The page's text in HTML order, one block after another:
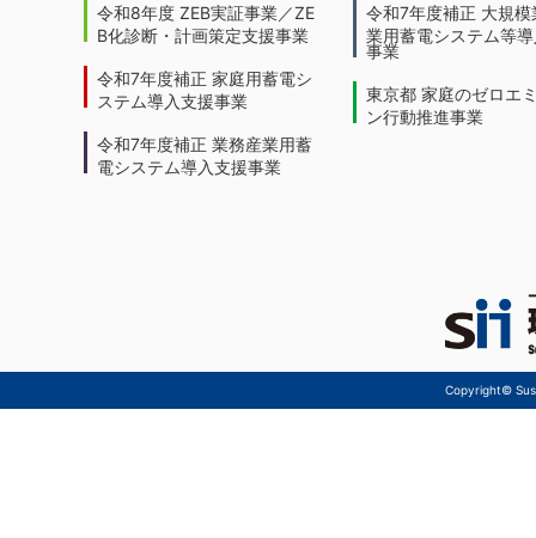
令和8年度 ZEB実証事業／ZE
B化診断・計画策定支援事業
令和7年度補正 家庭用蓄電シ
ステム導入支援事業
令和7年度補正 業務産業用蓄
電システム導入支援事業
令和7年度補正 大規模
業用蓄電システム等
事業
東京都 家庭のゼロエ
ン行動推進事業
Copyright©